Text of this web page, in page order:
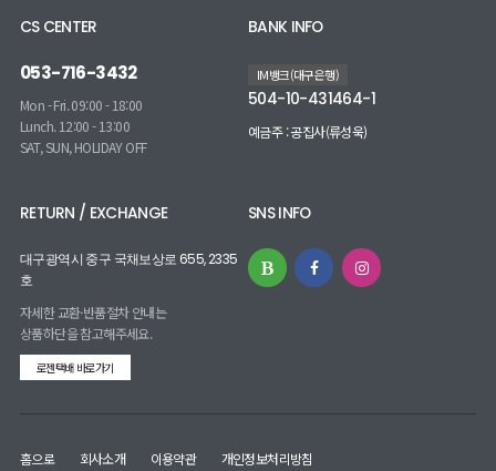
CS CENTER
053-716-3432
Mon - Fri. 09:00 - 18:00
Lunch. 12:00 - 13:00
SAT, SUN, HOLIDAY OFF
BANK INFO
IM뱅크(대구은행)
504-10-431464-1
예금주 : 공집사(류성욱)
RETURN / EXCHANGE
대구광역시 중구 국채보상로 655, 2335
호
자세한 교환·반품절차 안내는
상품하단을 참고해주세요.
로젠택배 바로가기
SNS INFO
홈으로 회사소개 이용약관 개인정보처리방침